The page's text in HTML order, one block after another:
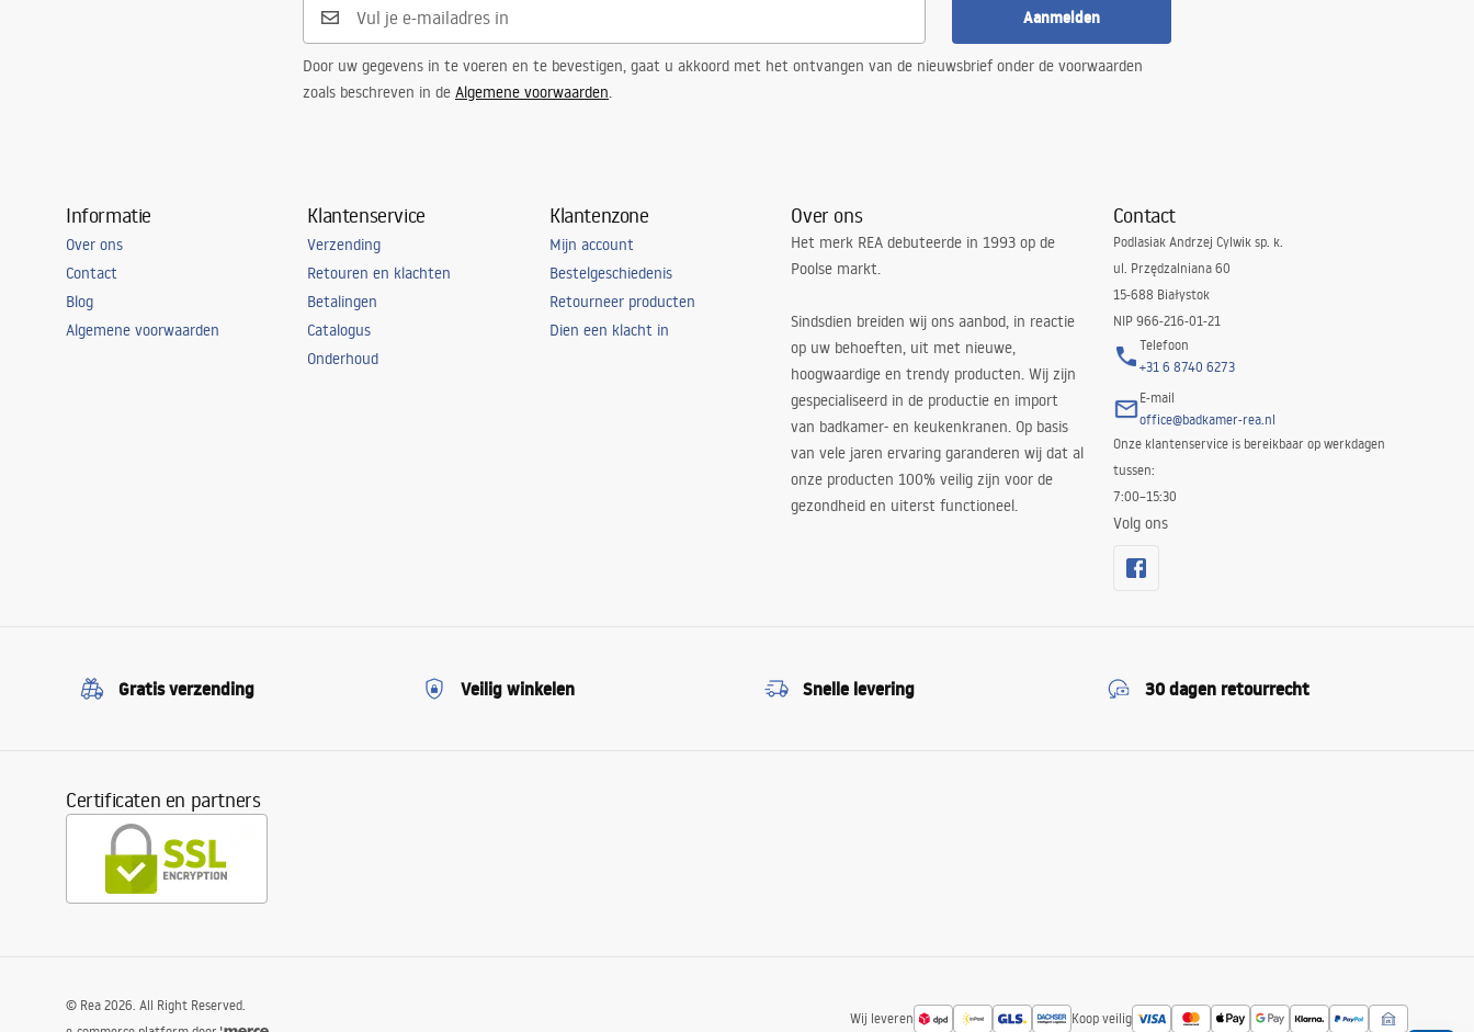
Aanmelden
Door uw gegevens in te voeren en te bevestigen, gaat u akkoord met het ontvangen van de nieuwsbrief onder de voorwaarden
zoals beschreven in de Algemene voorwaarden.
Informatie
Over ons
Contact
Blog
Algemene voorwaarden
Klantenservice
Verzending
Retouren en klachten
Betalingen
Catalogus
Onderhoud
Klantenzone
Mijn account
Bestelgeschiedenis
Retourneer producten
Dien een klacht in
Over ons
Het merk REA debuteerde in 1993 op de
Poolse markt.
Sindsdien breiden wij ons aanbod, in reactie
op uw behoeften, uit met nieuwe,
hoogwaardige en trendy producten. Wij zijn
gespecialiseerd in de productie en import
van badkamer- en keukenkranen. Op basis
van vele jaren ervaring garanderen wij dat al
onze producten 100% veilig zijn voor de
gezondheid en uiterst functioneel.
Contact
Podlasiak Andrzej Cylwik sp. k.
ul. Przędzalniana 60
15-688 Białystok
NIP 966-216-01-21
Telefoon
+31 6 8740 6273
E-mail
office@badkamer-rea.nl
Onze klantenservice is bereikbaar op werkdagen
tussen:
7:00–15:30
Volg ons
Gratis verzending Veilig winkelen Snelle levering 30 dagen retourrecht
Certificaten en partners
Wij leveren Koop veilig
© Rea 2026. All Right Reserved.